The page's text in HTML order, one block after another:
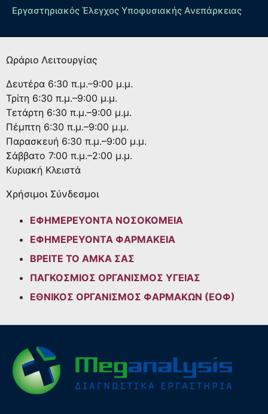
Εργαστηριακός Έλεγχος Υποφυσιακής Ανεπάρκειας
Ωράριο Λειτουργίας
Δευτέρα 6:30 π.μ.–9:00 μ.μ.
Τρίτη 6:30 π.μ.–9:00 μ.μ.
Τετάρτη 6:30 π.μ.–9:00 μ.μ.
Πέμπτη 6:30 π.μ.–9:00 μ.μ.
Παρασκευή 6:30 π.μ.–9:00 μ.μ.
Σάββατο 7:00 π.μ.–2:00 μ.μ.
Κυριακή Κλειστά
Χρήσιμοι Σύνδεσμοι
ΕΦΗΜΕΡΕΥΟΝΤΑ ΝΟΣΟΚΟΜΕΙΑ
ΕΦΗΜΕΡΕΥΟΝΤΑ ΦΑΡΜΑΚΕΙΑ
ΒΡΕΙΤΕ ΤΟ ΑΜΚΑ ΣΑΣ
ΠΑΓΚΟΣΜΙΟΣ ΟΡΓΑΝΙΣΜΟΣ ΥΓΕΙΑΣ
ΕΘΝΙΚΟΣ ΟΡΓΑΝΙΣΜΟΣ ΦΑΡΜΑΚΩΝ (ΕΟΦ)